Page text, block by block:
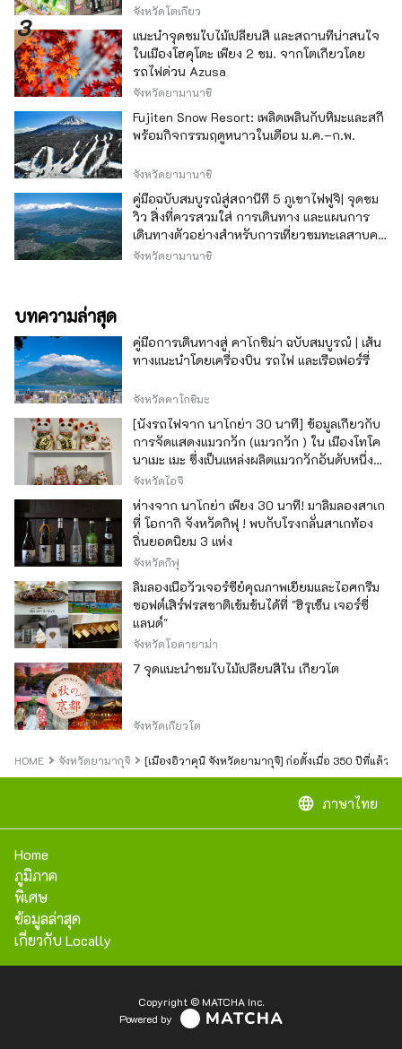
จังหวัดโตเกียว
แนะนำจุดชมใบไม้เปลี่ยนสี และสถานที่น่าสนใจ
ในเมืองโฮคุโตะ เพียง 2 ชม. จากโตเกียวโดย
รถไฟด่วน Azusa
จังหวัดยามานาชิ
Fujiten Snow Resort: เพลิดเพลินกับหิมะและสกี
พร้อมกิจกรรมฤดูหนาวในเดือน ม.ค.–ก.พ.
จังหวัดยามานาชิ
คู่มือฉบับสมบูรณ์สู่สถานีที่ 5 ภูเขาไฟฟูจิ| จุดชม
วิว สิ่งที่ควรสวมใส่ การเดินทาง และแผนการ
เดินทางตัวอย่างสำหรับการเที่ยวชมทะเลสาบคา
วากุจิ
จังหวัดยามานาชิ
บทความล่าสุด
คู่มือการเดินทางสู่ คาโกชิม่า ฉบับสมบูรณ์ | เส้น
ทางแนะนำโดยเครื่องบิน รถไฟ และเรือเฟอร์รี่
จังหวัดคาโกชิมะ
[นั่งรถไฟจาก นาโกย่า 30 นาที] ข้อมูลเกี่ยวกับ
การจัดแสดงแมวกวัก (แมวกวัก ) ใน เมืองโทโค
นาเมะ เมะ ซึ่งเป็นแหล่งผลิตแมวกวักอันดับหนึ่ง
ของญี่ปุ่น
จังหวัดไอจิ
ห่างจาก นาโกย่า เพียง 30 นาที! มาลิ้มลองสาเก
ที่ โอกากิ จังหวัดกิฟุ ! พบกับโรงกลั่นสาเกท้อง
ถิ่นยอดนิยม 3 แห่ง
จังหวัดกิฟุ
ลิ้มลองเนื้อวัวเจอร์ซีย์คุณภาพเยี่ยมและไอศกรีม
ซอฟต์เสิร์ฟรสชาติเข้มข้นได้ที่ "ฮิรุเซ็น เจอร์ซี่
แลนด์"
จังหวัดโอคายาม่า
7 จุดแนะนำชมใบไม้เปลี่ยนสีใน เกียวโต
จังหวัดเกียวโต
HOME จังหวัดยามากุจิ [เมืองอิวาคุนิ จังหวัดยามากุจิ] ก่อตั้งเมื่อ 350 ปีที่แล้ว
language ภาษาไทย
Home
ภูมิภาค
พิเศษ
ข้อมูลล่าสุด
เกี่ยวกับ Locally
Copyright © MATCHA Inc.
Powered by